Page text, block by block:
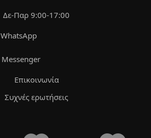
Δε-Παρ 9:00-17:00
WhatsApp
Messenger
Επικοινωνία
Συχνές ερωτήσεις